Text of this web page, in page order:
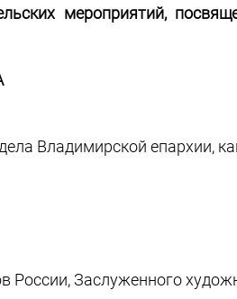
мероприятий,
Владимирской епархии,
России, Заслуженного